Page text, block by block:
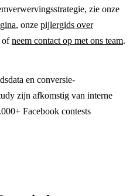
zie onze
, onze pijlergids over
ofneem contact op met ons team.
en conversie-
zijn afkomstig van interne
Facebook contests